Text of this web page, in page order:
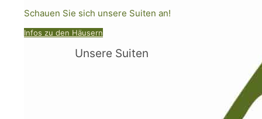
Schauen Sie sich unsere Suiten an!
Infos zu den Häusern
Unsere Suiten